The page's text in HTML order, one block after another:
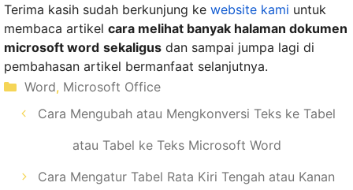
Terima kasih sudah berkunjung ke website kami untuk
membaca artikel cara melihat banyak halaman dokumen
microsoft word sekaligus dan sampai jumpa lagi di
pembahasan artikel bermanfaat selanjutnya.
Kategori
Word, Microsoft Office
Cara Mengubah atau Mengkonversi Teks ke Tabel
atau Tabel ke Teks Microsoft Word
Cara Mengatur Tabel Rata Kiri Tengah atau Kanan